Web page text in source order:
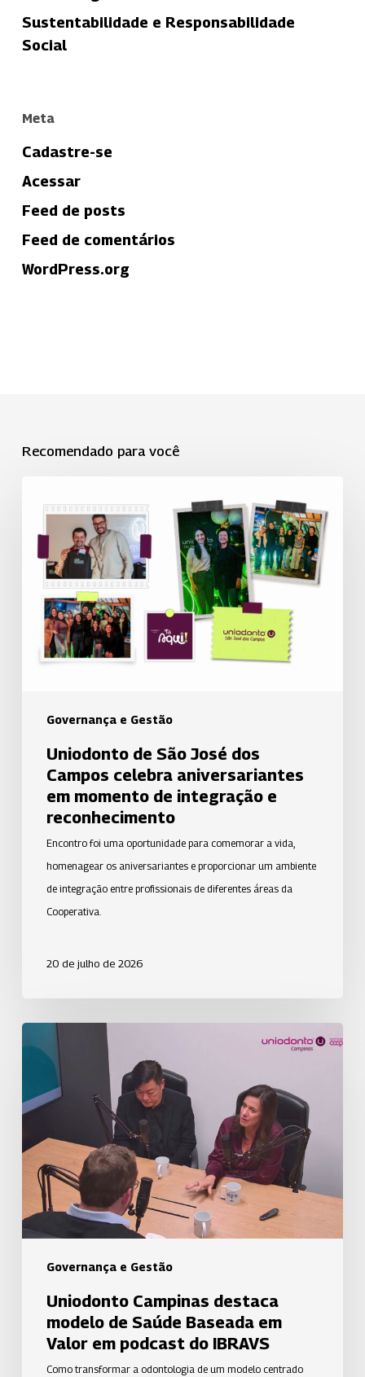
Sustentabilidade e Responsabilidade
Social
Meta
Cadastre-se
Acessar
Feed de posts
Feed de comentários
WordPress.org
Recomendado para você
Governança e Gestão
São
José
Campos
celebra
aniversariantes
em
reconhecimento
Uniodonto de São José dos
Campos celebra aniversariantes
em momento de integração e
reconhecimento
Encontro foi uma oportunidade para comemorar a vida,
homenagear os aniversariantes e proporcionar um ambiente
de integração entre profissionais de diferentes áreas da
Cooperativa.
20 de julho de 2026
Governança e Gestão
Uniodonto
Campinas
destaca
modelo
Saúde
Baseada
em
Valor
em
podcast
IBRAVS
Uniodonto Campinas destaca
modelo de Saúde Baseada em
Valor em podcast do IBRAVS
Como transformar a odontologia de um modelo centrado